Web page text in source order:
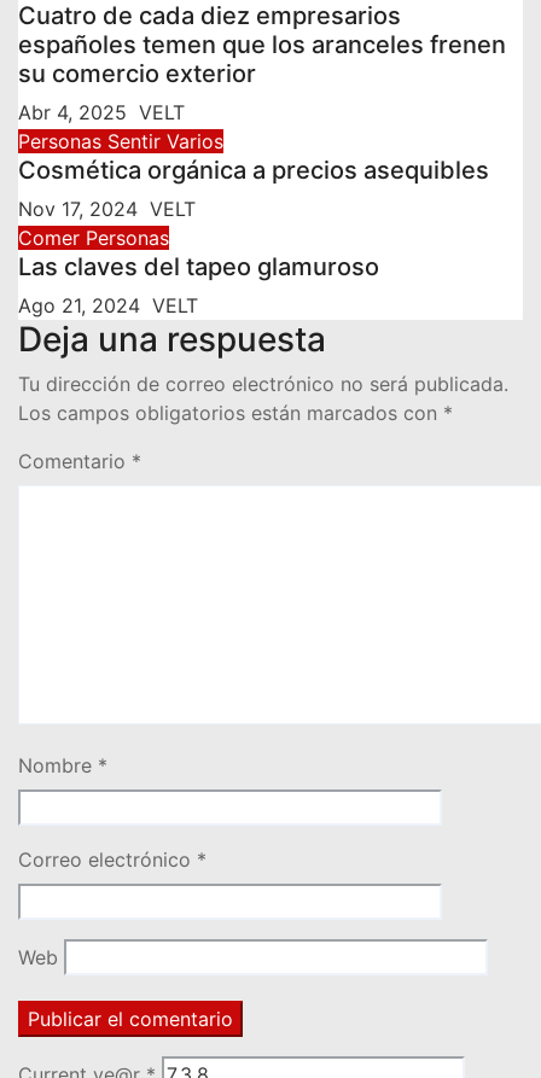
Cuatro de cada diez empresarios
españoles temen que los aranceles frenen
su comercio exterior
Abr 4, 2025 VELT
Personas Sentir Varios
Cosmética orgánica a precios asequibles
Nov 17, 2024 VELT
Comer Personas
Las claves del tapeo glamuroso
Ago 21, 2024 VELT
Deja una respuesta
Tu dirección de correo electrónico no será publicada.
Los campos obligatorios están marcados con *
Comentario *
Nombre *
Correo electrónico *
Web